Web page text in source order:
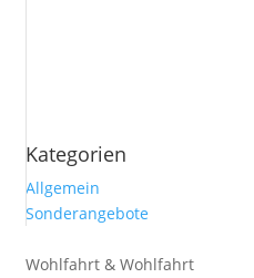
Kategorien
Allgemein
Sonderangebote
Wohlfahrt & Wohlfahrt